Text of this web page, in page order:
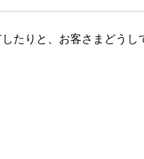
たりと、お客さまどうし